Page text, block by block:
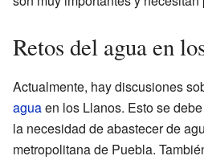
Retos del agua en
Actualmente, hay discusiones
aguaen los Llanos. Esto se
la necesidad de abastecer de
metropolitana de Puebla.